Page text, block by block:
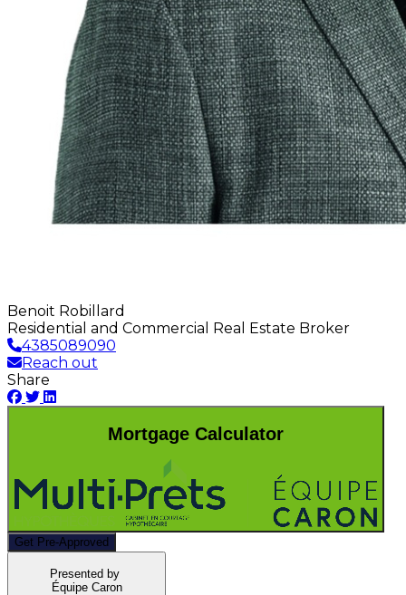
Benoit Robillard
Residential and Commercial Real Estate Broker
4385089090
Reach out
Share
Mortgage Calculator
Get Pre-Approved
Presented by
Équipe Caron